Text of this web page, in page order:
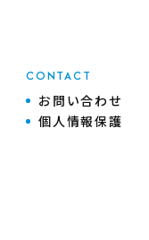
CONTACT
お問い合わせ
個人情報保護